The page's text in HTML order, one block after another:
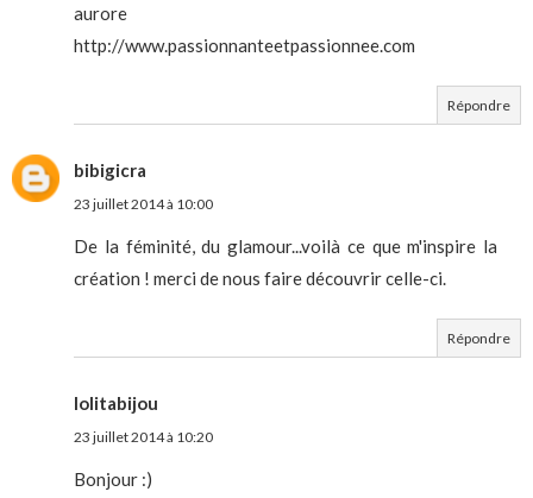
aurore
http://www.passionnanteetpassionnee.com
Répondre
bibigicra
23 juillet 2014 à 10:00
De la féminité, du glamour...voilà ce que m'inspire la
création ! merci de nous faire découvrir celle-ci.
Répondre
lolitabijou
23 juillet 2014 à 10:20
Bonjour :)